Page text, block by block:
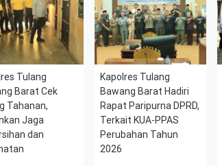
Tulang
Barat Cek
Tahanan,
Jaga
dan
Kapolres Tulang
Bawang Barat Hadiri
Rapat Paripurna DPRD,
Terkait KUA-PPAS
Perubahan Tahun
2026